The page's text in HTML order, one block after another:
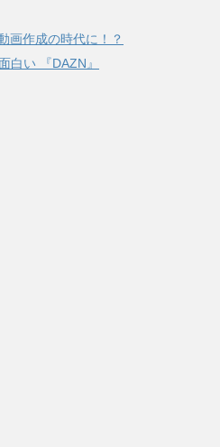
画作成の時代に！？
白い 『DAZN』